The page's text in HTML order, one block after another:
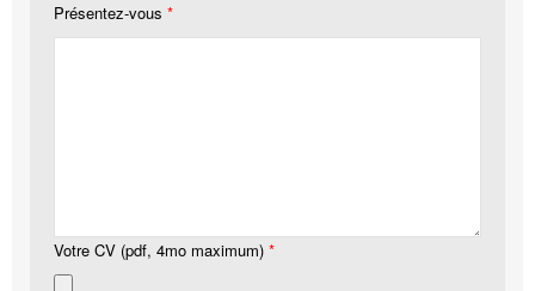
Présentez-vous *
Votre CV (pdf, 4mo maximum) *